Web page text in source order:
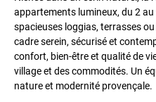
appartements lumineux, du 2
spacieuses loggias, terrasses
cadre serein, sécurisé et
confort, bien-être et qualité de
village et des commodités. Un
nature et modernité provençale.